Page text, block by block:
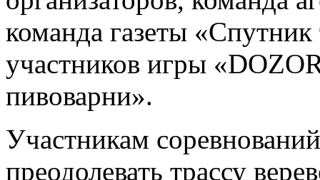
команда газеты «Спутник
участников игры
пивоварни».
Участникам
преодолевать трассу